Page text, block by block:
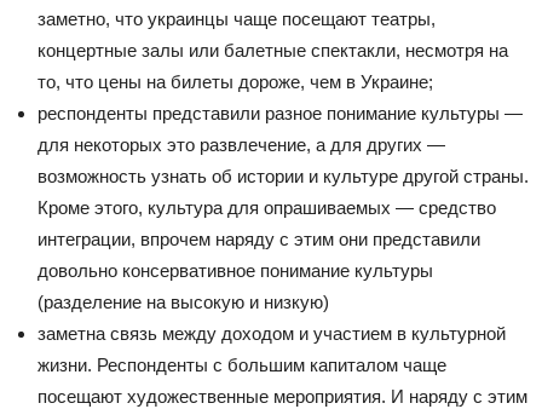
заметно, что украинцы чаще посещают театры,
концертные залы или балетные спектакли, несмотря на
то, что цены на билеты дороже, чем в Украине;
респонденты представили разное понимание культуры —
для некоторых это развлечение, а для других —
возможность узнать об истории и культуре другой страны.
Кроме этого, культура для опрашиваемых — средство
интеграции, впрочем наряду с этим они представили
довольно консервативное понимание культуры
(разделение на высокую и низкую)
заметна связь между доходом и участием в культурной
жизни. Респонденты с большим капиталом чаще
посещают художественные мероприятия. И наряду с этим